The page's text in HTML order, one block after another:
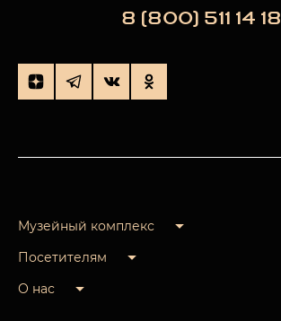
8 (800) 511 14 18
Музейный комплекс
Посетителям
О нас